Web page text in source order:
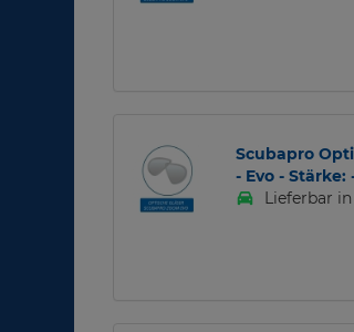
Scubapro
- Evo - Stärke:
Lieferbar